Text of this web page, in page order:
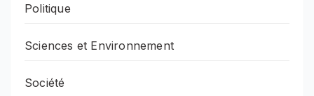
Politique
Sciences et Environnement
Société